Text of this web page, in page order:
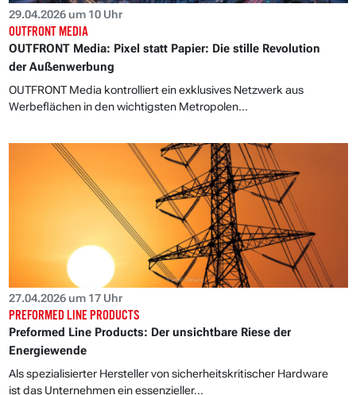
29.04.2026 um 10 Uhr
OUTFRONT MEDIA
OUTFRONT Media: Pixel statt Papier: Die stille Revolution
der Außenwerbung
OUTFRONT Media kontrolliert ein exklusives Netzwerk aus
Werbeflächen in den wichtigsten Metropolen...
27.04.2026 um 17 Uhr
PREFORMED LINE PRODUCTS
Preformed Line Products: Der unsichtbare Riese der
Energiewende
Als spezialisierter Hersteller von sicherheitskritischer Hardware
ist das Unternehmen ein essenzieller...